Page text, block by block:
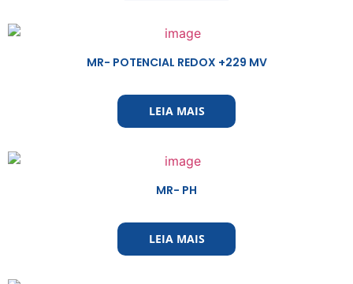
MR- POTENCIAL REDOX +229 MV
LEIA MAIS
MR- PH
LEIA MAIS